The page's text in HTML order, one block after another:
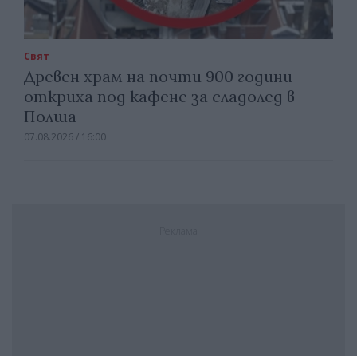
Свят
Древен храм на почти 900 години
откриха под кафене за сладолед в
Полша
07.08.2026 / 16:00